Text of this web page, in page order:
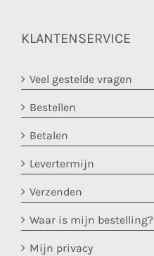
KLANTENSERVICE
Veel gestelde vragen
Bestellen
Betalen
Levertermijn
Verzenden
Waar is mijn bestelling?
Mijn privacy